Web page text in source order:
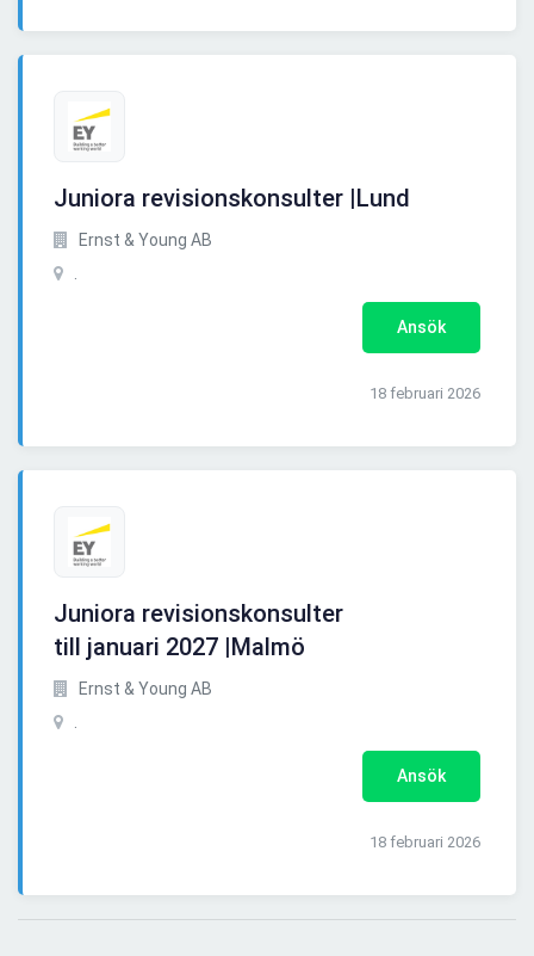
Juniora revisionskonsulter |Lund
Ernst & Young AB
.
Ansök
18 februari 2026
Juniora revisionskonsulter
till januari 2027 |Malmö
Ernst & Young AB
.
Ansök
18 februari 2026